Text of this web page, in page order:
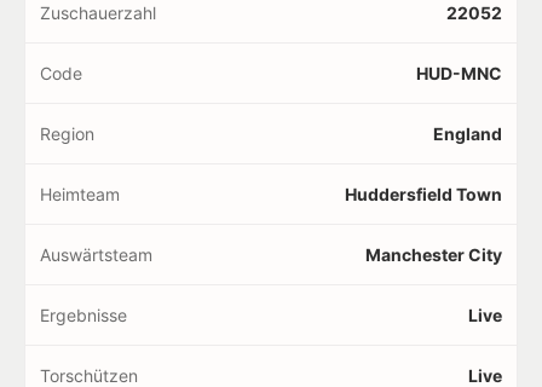
Zuschauerzahl 22052
Code HUD-MNC
Region England
Heimteam Huddersfield Town
Auswärtsteam Manchester City
Ergebnisse Live
Torschützen Live